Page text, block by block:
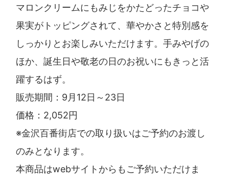
マロンクリームにもみじをかたどったチョコや
果実がトッピングされて、華やかさと特別感を
しっかりとお楽しみいただけます。手みやげの
ほか、誕生日や敬老の日のお祝いにもきっと活
躍するはず。
販売期間：9月12日～23日
価格：2,052円
※金沢百番街店での取り扱いはご予約のお渡し
のみとなります。
本商品はwebサイトからもご予約いただけま